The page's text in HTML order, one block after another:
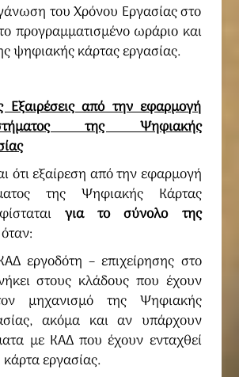
του Χρόνου Εργασίας στο
προγραμματισμένο ωράριο και
ψηφιακής κάρτας εργασίας.
Εξαιρέσεις από την εφαρμογή
της Ψηφιακής
ότι εξαίρεση από την εφαρμογή
της Ψηφιακής Κάρτας
για το σύνολο της
εργοδότη – επιχείρησης στο
στους κλάδους που έχουν
μηχανισμό της Ψηφιακής
ακόμα και αν υπάρχουν
με ΚΑΔ που έχουν ενταχθεί
εργασίας.